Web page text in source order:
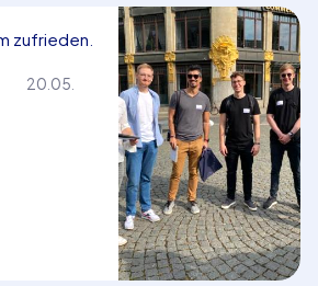
zufrieden.
20.05.